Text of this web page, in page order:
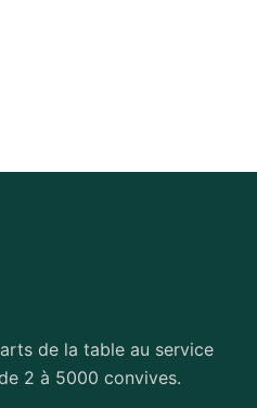
de la table au service
2 à 5000 convives.